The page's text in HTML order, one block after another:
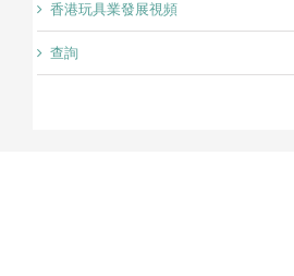
香港玩具業發展視頻
查詢